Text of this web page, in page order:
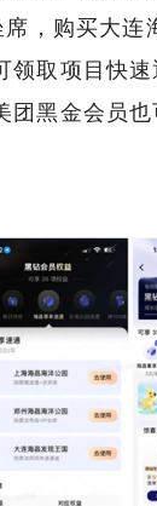
，购买大连
领取项目快
团黑金会员